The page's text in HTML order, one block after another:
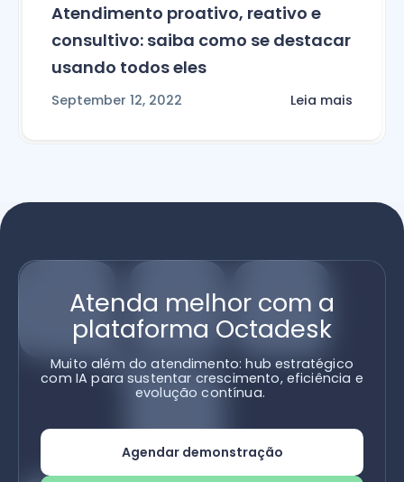
Atendimento proativo, reativo e
consultivo: saiba como se destacar
usando todos eles
September 12, 2022 Leia mais
Atenda melhor com a
plataforma Octadesk
Muito além do atendimento: hub estratégico
com IA para sustentar crescimento, eficiência e
evolução contínua.
Agendar demonstração